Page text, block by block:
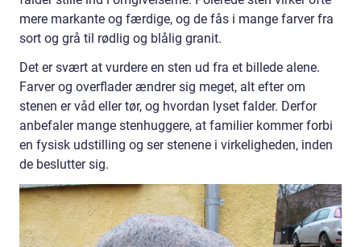
mere markante og færdige, og de fås i mange farver fra
sort og grå til rødlig og blålig granit.
Det er svært at vurdere en sten ud fra et billede alene.
Farver og overflader ændrer sig meget, alt efter om
stenen er våd eller tør, og hvordan lyset falder. Derfor
anbefaler mange stenhuggere, at familier kommer forbi
en fysisk udstilling og ser stenene i virkeligheden, inden
de beslutter sig.